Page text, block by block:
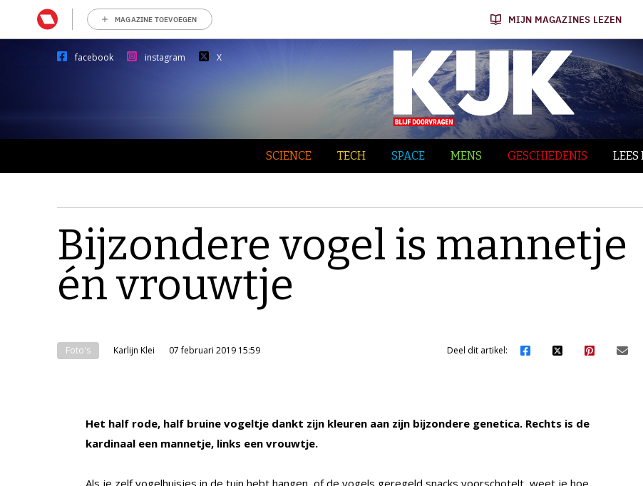
MAGAZINE TOEVOEGEN MIJN MAGAZINES LEZEN
facebook instagram X
SCIENCE TECH SPACE MENS GESCHIEDENIS
Bijzondere vogel is mannetje
én vrouwtje
Foto's Karlijn Klei 07 februari 2019 15:59 Deel dit artikel:
Het half rode, half bruine vogeltje dankt zijn kleuren aan zijn bijzondere genetica. Rechts is de
kardinaal een mannetje, links een vrouwtje.
Als je zelf vogelhuisjes in de tuin hebt hangen, of de vogels geregeld snacks voorschotelt, weet je hoe